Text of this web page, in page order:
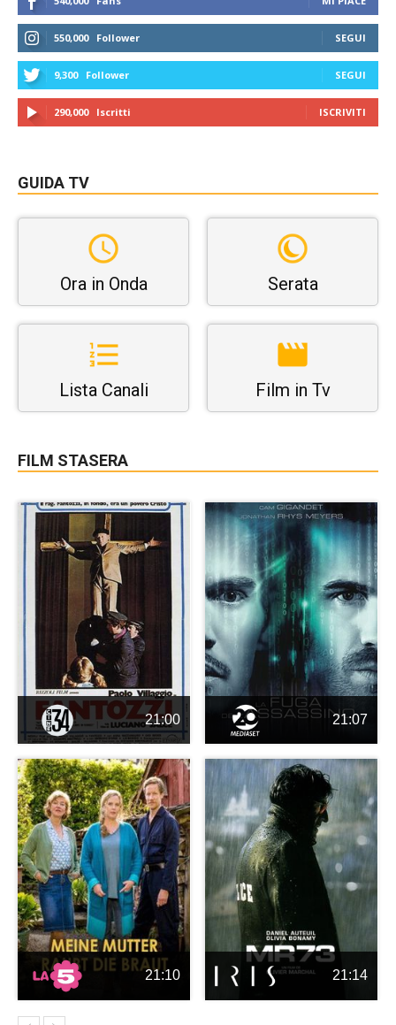
550,000 Follower SEGUI
9,300 Follower SEGUI
290,000 Iscritti ISCRIVITI
GUIDA TV
Ora in Onda Serata
Lista Canali Film in Tv
FILM STASERA
21:00 21:07
21:10 21:14